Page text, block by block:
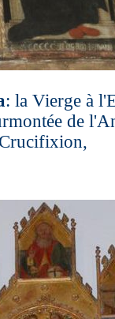
: la Vierge à
de
Crucifixion,